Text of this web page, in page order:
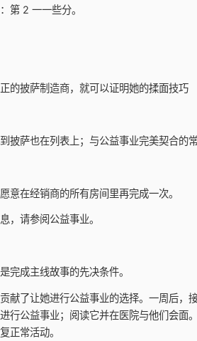
第 2 一一些分。
的披萨制造商，就可以证明她的揉面技巧
披萨也在列表上；与公益事业完美契合的
意在经销商的所有房间里再完成一次。
，请参阅公益事业。
完成主线故事的先决条件。
献了让她进行公益事业的选择。一周后，
行公益事业；阅读它并在医院与他们会面
正常活动。